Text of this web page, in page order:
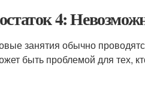
4:
занятия обычно
быть проблемой для тех,